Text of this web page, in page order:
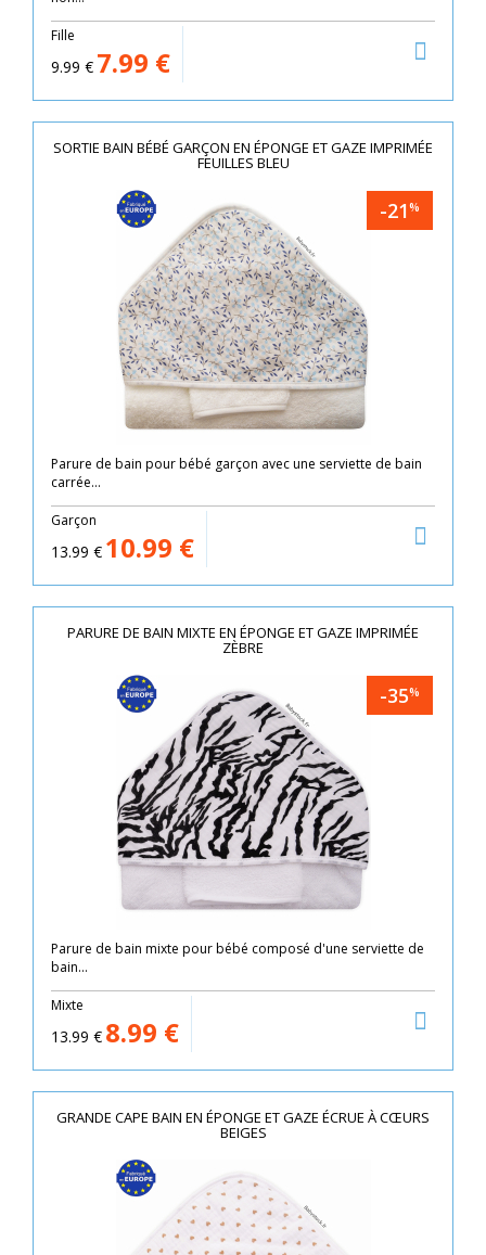
Fille
9.99 € 7.99 €
SORTIE BAIN BÉBÉ GARÇON EN ÉPONGE ET GAZE IMPRIMÉE
FEUILLES BLEU
-21%
Parure de bain pour bébé garçon avec une serviette de bain
carrée...
Garçon
13.99 € 10.99 €
PARURE DE BAIN MIXTE EN ÉPONGE ET GAZE IMPRIMÉE
ZÈBRE
-35%
Parure de bain mixte pour bébé composé d'une serviette de
bain...
Mixte
13.99 € 8.99 €
GRANDE CAPE BAIN EN ÉPONGE ET GAZE ÉCRUE À CŒURS
BEIGES